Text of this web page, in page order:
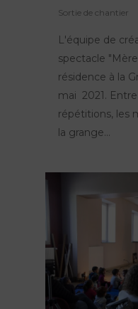
Sortie de chantier
L'équipe de
spectacle
résidence à la
mai 2021.
répétitions, les
la grange...